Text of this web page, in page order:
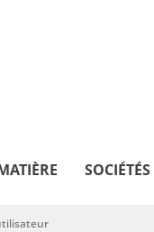
SOCIÉTÉS